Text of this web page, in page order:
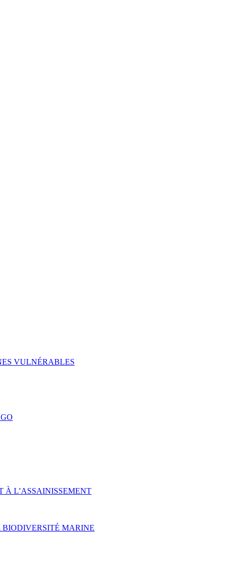
VULNÉRABLES
À L’ASSAINISSEMENT
BIODIVERSITÉ MARINE